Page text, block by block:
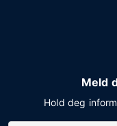
Meld
Hold deg